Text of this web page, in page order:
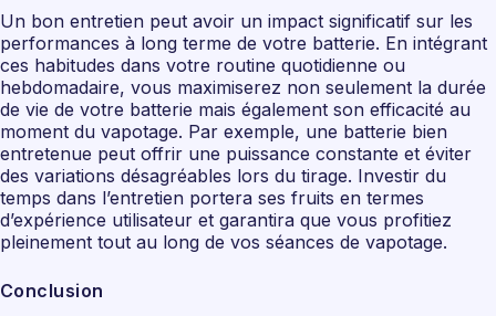
Un bon entretien peut avoir un impact significatif sur les
performances à long terme de votre batterie. En intégrant
ces habitudes dans votre routine quotidienne ou
hebdomadaire, vous maximiserez non seulement la durée
de vie de votre batterie mais également son efficacité au
moment du vapotage. Par exemple, une batterie bien
entretenue peut offrir une puissance constante et éviter
des variations désagréables lors du tirage. Investir du
temps dans l’entretien portera ses fruits en termes
d’expérience utilisateur et garantira que vous profitiez
pleinement tout au long de vos séances de vapotage.
Conclusion